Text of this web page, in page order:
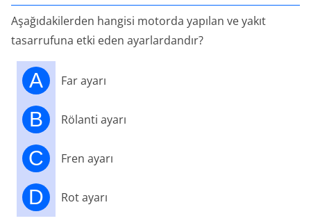
Aşağıdakilerden hangisi motorda yapılan ve yakıt
tasarrufuna etki eden ayarlardandır?
A Far ayarı
B Rölanti ayarı
C Fren ayarı
D Rot ayarı